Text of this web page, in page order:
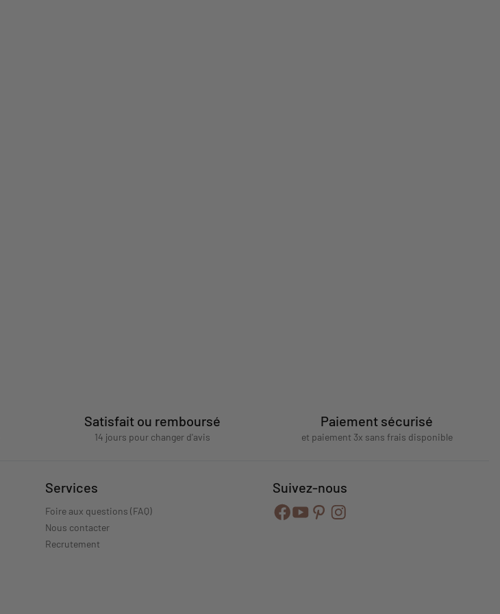
Satisfait ou remboursé
14 jours pour changer d'avis
Paiement sécurisé
et paiement 3x sans frais disponible
Services
Foire aux questions (FAQ)
Nous contacter
Recrutement
Suivez-nous